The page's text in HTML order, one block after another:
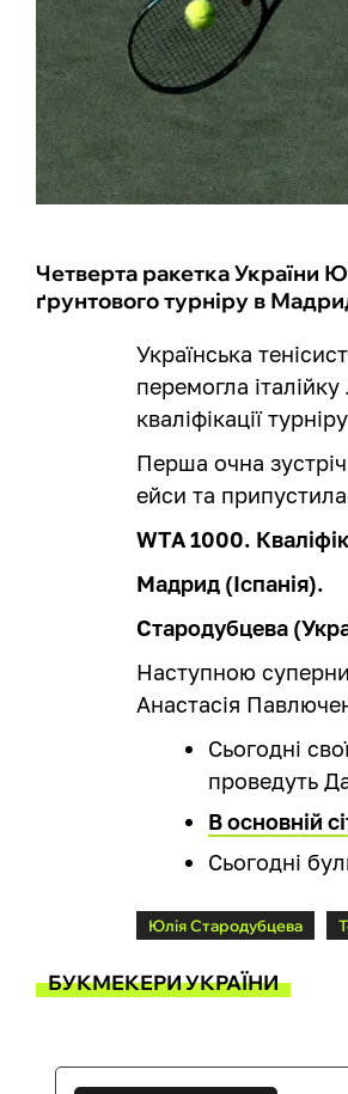
Четверта ракетка України
ґрунтового турніру в
Українська
перемогла
кваліфікації
Перша очна
ейси та
WTA 1000.
Мадрид (Іспанія).
Стародубцева
Наступною
Анастасія
Сьогодні
проведуть
В основній
Сьогодні
Юлія Стародубцева
БУКМЕКЕРИ УКРАЇНИ